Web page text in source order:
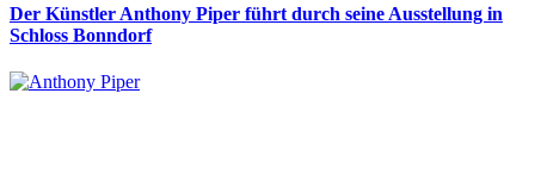
Der Künstler Anthony Piper führt durch seine Ausstellung in
Schloss Bonndorf